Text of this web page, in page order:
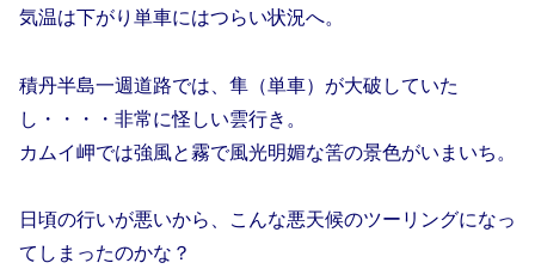
気温は下がり単車にはつらい状況へ。
積丹半島一週道路では、隼（単車）が大破していた
し・・・・非常に怪しい雲行き。
カムイ岬では強風と霧で風光明媚な筈の景色がいまいち。
日頃の行いが悪いから、こんな悪天候のツーリングになっ
てしまったのかな？